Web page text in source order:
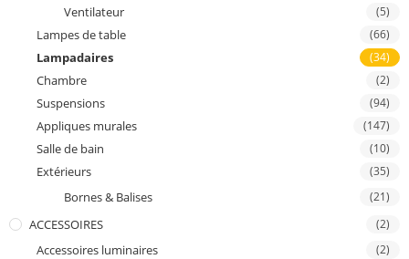
Ventilateur (5)
Lampes de table (66)
Lampadaires (34)
Chambre (2)
Suspensions (94)
Appliques murales (147)
Salle de bain (10)
Extérieurs (35)
Bornes & Balises (21)
ACCESSOIRES (2)
Accessoires luminaires (2)